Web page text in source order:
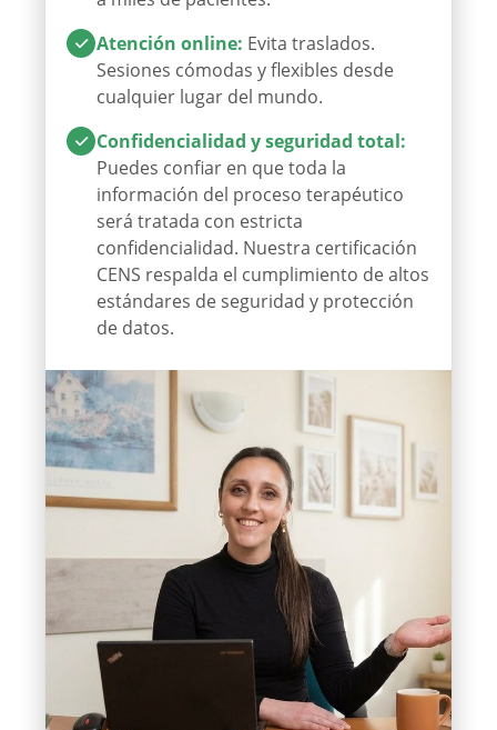
Atención online: Evita traslados.
Sesiones cómodas y flexibles desde
cualquier lugar del mundo.
Confidencialidad y seguridad total:
Puedes confiar en que toda la
información del proceso terapéutico
será tratada con estricta
confidencialidad. Nuestra certificación
CENS respalda el cumplimiento de altos
estándares de seguridad y protección
de datos.